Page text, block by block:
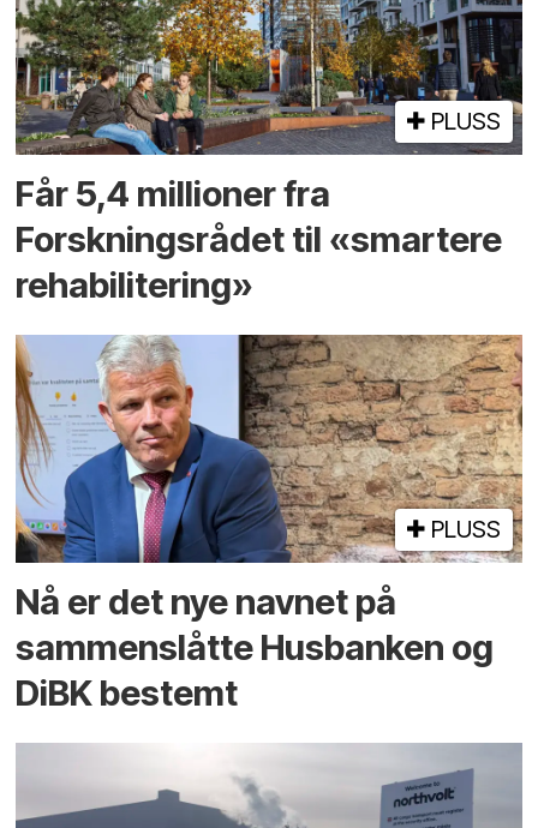
PLUSS
Får 5,4 millioner fra
Forskningsrådet til «smartere
rehabilitering»
PLUSS
Nå er det nye navnet på
sammenslåtte Husbanken og
DiBK bestemt